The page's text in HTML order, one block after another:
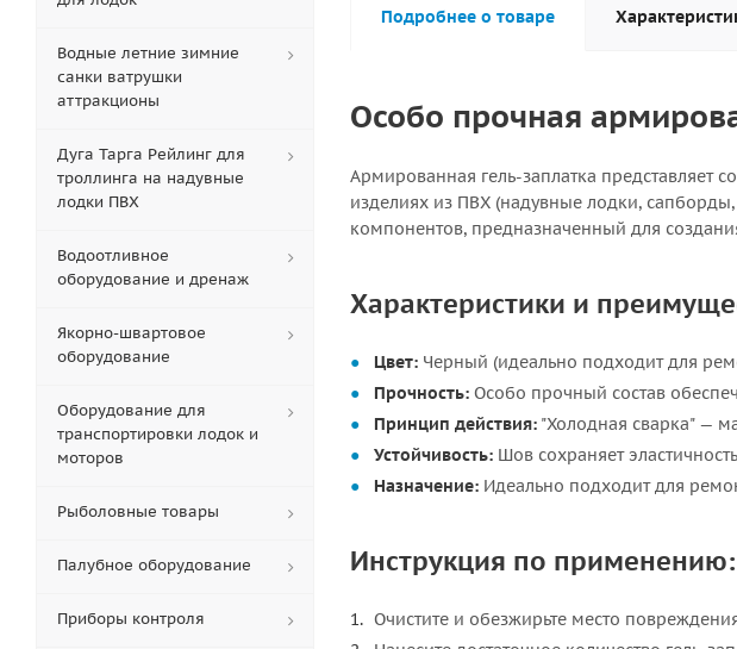
Подробнее о товаре
Особо прочная
Армированная гель-заплатка
изделиях из ПВХ (надувные лодки,
компонентов, предназначенный для
Характеристики и
Цвет: Черный (идеально подходит для
Прочность: Особо прочный состав
Принцип действия: "Холодная сварка" —
Устойчивость: Шов сохраняет
Назначение: Идеально подходит для
Инструкция по применению:
Очистите и обезжирьте место
Водные летние зимние
санки ватрушки
аттракционы
Дуга Тарга Рейлинг для
троллинга на надувные
лодки ПВХ
Водоотливное
оборудование и дренаж
Якорно-швартовое
оборудование
Оборудование для
транспортировки лодок и
моторов
Рыболовные товары
Палубное оборудование
Приборы контроля